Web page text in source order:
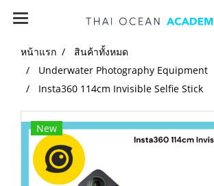
หน้าแรก
สินค้าทั้งหมด
Underwater Photography Equipment
Insta360 114cm Invisible Selfie Stick
New